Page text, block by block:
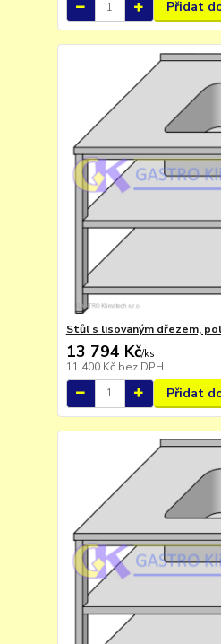
Přidat
Stůl s lisovaným dřezem,
13 794 Kč/ks
11 400 Kč bez DPH
Přidat